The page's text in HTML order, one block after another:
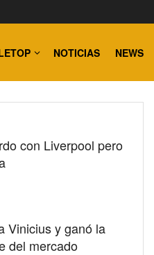
NOTICIAS NEWS
con Liverpool pero
Vinicius y ganó la
del mercado